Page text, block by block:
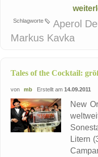
Schlagworte Aperol
Markus Kavka
Tales of the Cocktail:
von mb Erstellt am 14.09.2011
New
Litern